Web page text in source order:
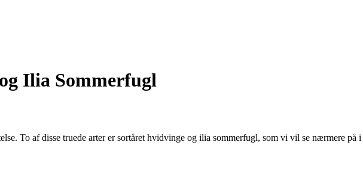
Ilia Sommerfugl
To af disse truede arter er sortåret hvidvinge og ilia sommerfugl, som vi vil se nærmere på i